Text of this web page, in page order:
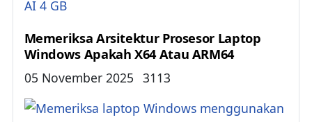
Memeriksa Arsitektur Prosesor Laptop
Windows Apakah X64 Atau ARM64
Details
05 November 2025 3113